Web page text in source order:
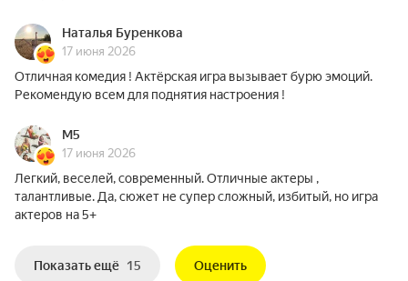
Наталья Буренкова
17 июня 2026
Отличная комедия ! Актёрская игра вызывает бурю эмоций.
Рекомендую всем для поднятия настроения !
M5
17 июня 2026
Легкий, веселей, современный. Отличные актеры ,
талантливые. Да, сюжет не супер сложный, избитый, но игра
актеров на 5+
Показать ещё 15 Оценить